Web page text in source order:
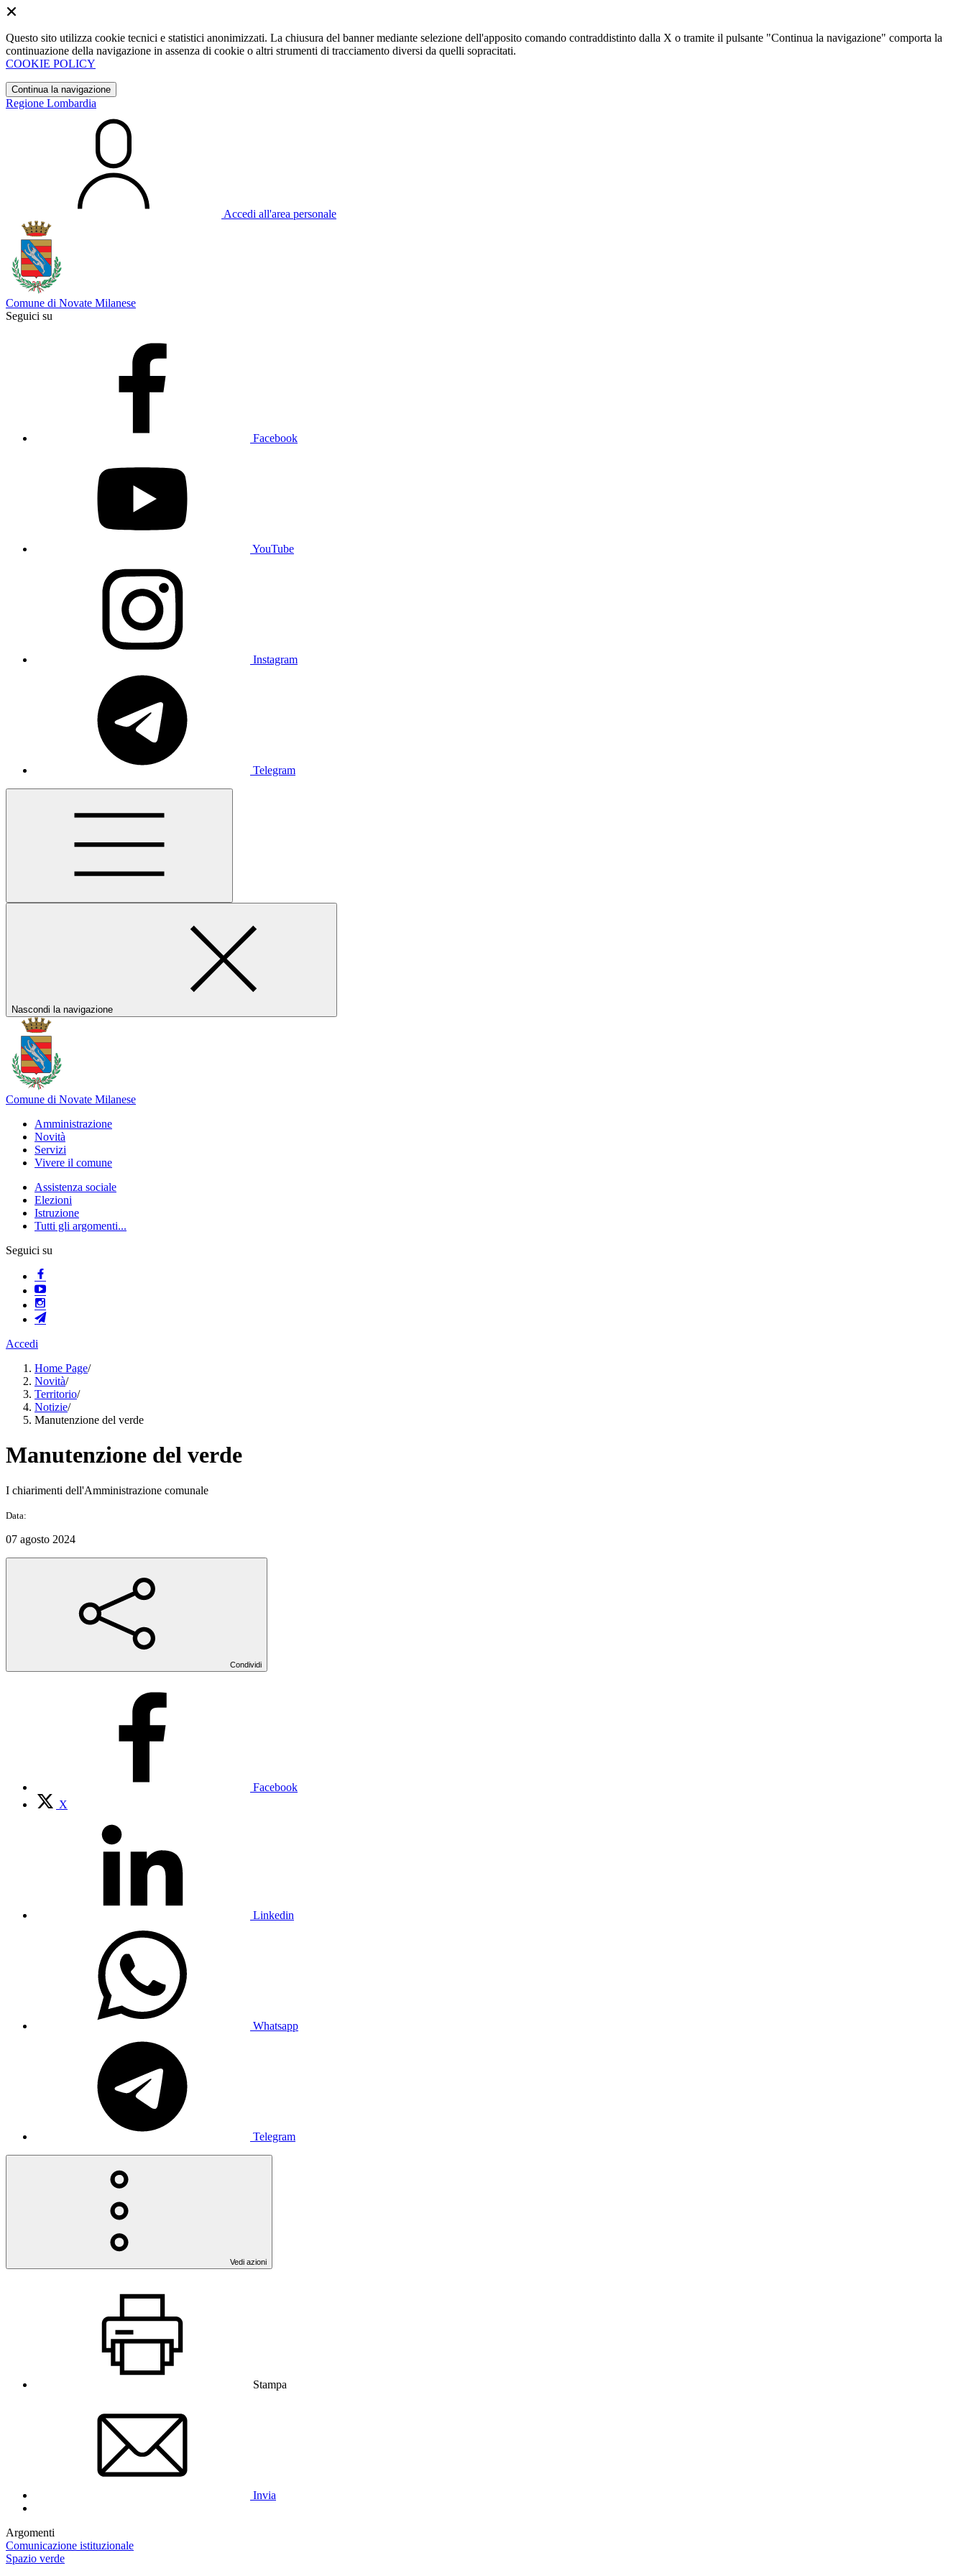
Questo sito utilizza cookie tecnici e statistici anonimizzati. La chiusura del banner mediante selezione dell'apposito comando contraddistinto dalla X o tramite il pulsante "Continua la navigazione" comporta la
continuazione della navigazione in assenza di cookie o altri strumenti di tracciamento diversi da quelli sopracitati.
COOKIE POLICY
Continua la navigazione
Regione Lombardia
Accedi all'area personale
Comune di Novate Milanese
Seguici su
Facebook
YouTube
Instagram
Telegram
Nascondi la navigazione
Comune di Novate Milanese
Amministrazione
Novità
Servizi
Vivere il comune
Assistenza sociale
Elezioni
Istruzione
Tutti gli argomenti...
Seguici su
Accedi
Home Page/
Novità/
Territorio/
Notizie/
Manutenzione del verde
Manutenzione del verde
I chiarimenti dell'Amministrazione comunale
Data:
07 agosto 2024
Condividi
Facebook
X
Linkedin
Whatsapp
Telegram
Vedi azioni
Stampa
Invia
Argomenti
Comunicazione istituzionale
Spazio verde